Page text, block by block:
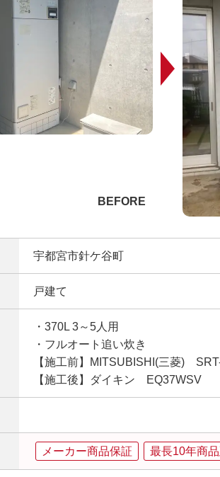
宇都宮市針ケ谷町
戸建て
・370L 3～5人用
・フルオート追い炊き
【施工前】MITSUBISHI(三菱)
【施工後】ダイキン EQ37WSV
メーカー商品保証 最長10年商